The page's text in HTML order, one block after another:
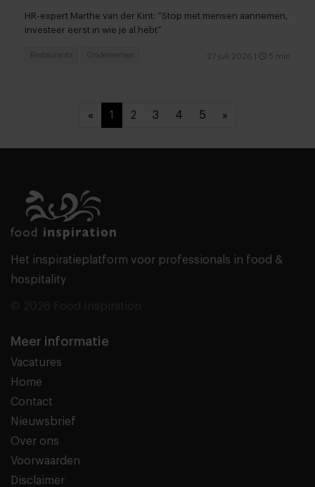
HR-expert Marthe van der Kint: “Stop met mensen aannemen,
investeer eerst in wie je al hebt”
27 juli 2026 5 min
Restaurants Ondernemen
« 1 2 3 4 5 »
Het inspiratieplatform voor professionals in food &
hospitality
Meer informatie
Vacatures
Home
Contact
Nieuwsbrief
Over ons
Voorwaarden
Disclaimer